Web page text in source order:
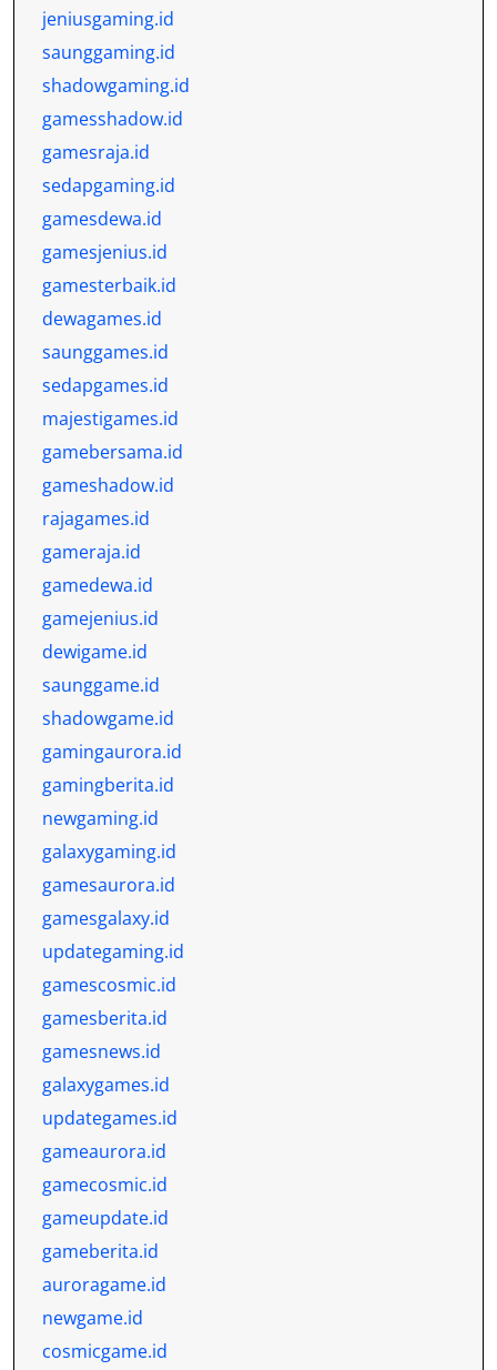
jeniusgaming.id
saunggaming.id
shadowgaming.id
gamesshadow.id
gamesraja.id
sedapgaming.id
gamesdewa.id
gamesjenius.id
gamesterbaik.id
dewagames.id
saunggames.id
sedapgames.id
majestigames.id
gamebersama.id
gameshadow.id
rajagames.id
gameraja.id
gamedewa.id
gamejenius.id
dewigame.id
saunggame.id
shadowgame.id
gamingaurora.id
gamingberita.id
newgaming.id
galaxygaming.id
gamesaurora.id
gamesgalaxy.id
updategaming.id
gamescosmic.id
gamesberita.id
gamesnews.id
galaxygames.id
updategames.id
gameaurora.id
gamecosmic.id
gameupdate.id
gameberita.id
auroragame.id
newgame.id
cosmicgame.id